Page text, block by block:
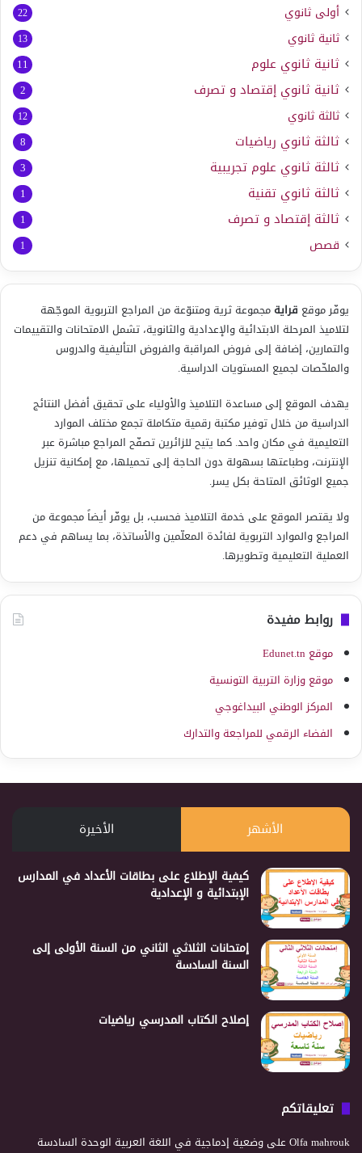
أولى ثانوي 22
ثانية ثانوي 13
ثانية ثانوي علوم 11
ثانية ثانوي إقتصاد و تصرف 2
ثالثة ثانوي 12
ثالثة ثانوي رياضيات 8
ثالثة ثانوي علوم تجريبية 3
ثالثة ثانوي تقنية 1
ثالثة إقتصاد و تصرف 1
قصص 1
يوفّر موقع قرايةمجموعة ثرية ومتنوّعة من المراجع التربوية الموجّهة
لتلاميذ المرحلة الابتدائية والإعدادية والثانوية، تشمل الامتحانات والتقييمات
والتمارين، إضافة إلى فروض المراقبة والفروض التأليفية والدروس
والملخّصات لجميع المستويات الدراسية.
يهدف الموقع إلى مساعدة التلاميذ والأولياء على تحقيق أفضل النتائج
الدراسية من خلال توفير مكتبة رقمية متكاملة تجمع مختلف الموارد
التعليمية في مكان واحد. كما يتيح للزائرين تصفّح المراجع مباشرة عبر
الإنترنت، وطباعتها بسهولة دون الحاجة إلى تحميلها، مع إمكانية تنزيل
جميع الوثائق المتاحة بكل يسر.
ولا يقتصر الموقع على خدمة التلاميذ فحسب، بل يوفّر أيضاً مجموعة من
المراجع والموارد التربوية لفائدة المعلّمين والأساتذة، بما يساهم في دعم
العملية التعليمية وتطويرها.
روابط مفيدة
موقع Edunet.tn
موقع وزارة التربية التونسية
المركز الوطني البيداغوجي
الفضاء الرقمي للمراجعة والتدارك
الأشهر الأخيرة
كيفية الإطلاع على بطاقات الأعداد في المدارس
الإبتدائية و الإعدادية
إمتحانات الثلاثي الثاني من السنة الأولى إلى
السنة السادسة
إصلاح الكتاب المدرسي رياضيات
تعليقاتكم
Olfa mahroukعلى وضعية إدماجية في اللغة العربية الوحدة السادسة